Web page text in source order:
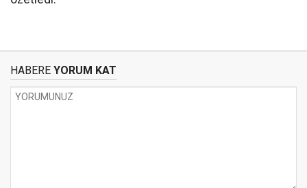
HABERE YORUM KAT